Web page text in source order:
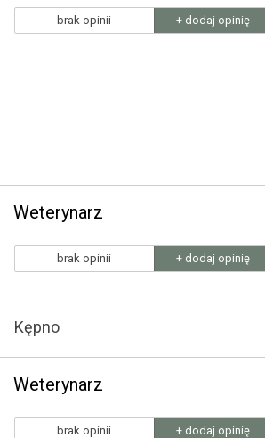
brak opinii + dodaj opinię
Weterynarz
brak opinii + dodaj opinię
Kępno
Weterynarz
brak opinii + dodaj opinię